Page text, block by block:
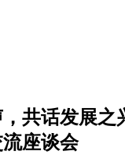
共话发展之
座谈会